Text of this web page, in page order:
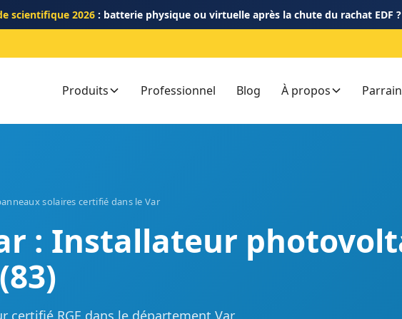
scientifique 2026: batterie physique ou virtuelle après la chute du rachat EDF ?
Produits Professionnel Blog À propos
solaires certifié dans le Var
: Installateur
certifié RGE dans le département Var